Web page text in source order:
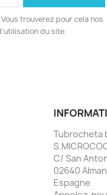
trouverez pour cela nos
du site.
Tubrocheta
C/ San
02640
Espagne